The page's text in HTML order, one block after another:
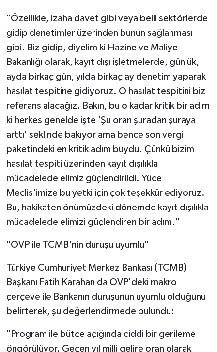
"Özellikle, izaha davet gibi veya belli sektörlerde
gidip denetimler üzerinden bunun sağlanması
gibi. Biz gidip, diyelim ki Hazine ve Maliye
Bakanlığı olarak, kayıt dışı işletmelerde, günlük,
ayda birkaç gün, yılda birkaç ay denetim yaparak
hasılat tespitine gidiyoruz. O hasılat tespitini biz
referans alacağız. Bakın, bu o kadar kritik bir adım
ki herkes genelde işte 'Şu oran şuradan şuraya
arttı' şeklinde bakıyor ama bence son vergi
paketindeki en kritik adım buydu. Çünkü bizim
hasılat tespiti üzerinden kayıt dışılıkla
mücadelede elimiz güçlendirildi. Yüce
Meclis'imize bu yetki için çok teşekkür ediyoruz.
Bu, hakikaten önümüzdeki dönemde kayıt dışılıkla
mücadelede elimizi güçlendiren bir adım."
"OVP ile TCMB'nin duruşu uyumlu"
Türkiye Cumhuriyet Merkez Bankası (TCMB)
Başkanı Fatih Karahan da OVP'deki makro
çerçeve ile Bankanın duruşunun uyumlu olduğunu
belirterek, şu değerlendirmede bulundu:
"Program ile bütçe açığında ciddi bir gerileme
öngörülüyor. Geçen yıl milli gelire oran olarak